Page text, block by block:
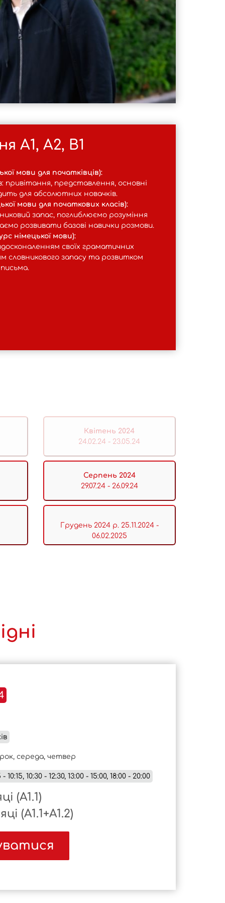
А1, А2, В1
мови для початківців):
привітання, представлення, основні
для абсолютних новачків.
мови для початкових класів):
запас, поглиблюємо розуміння
розвивати базові навички розмови.
німецької мови):
своїх граматичних
словникового запасу та розвитком
Квітень 2024
24.02.24 - 23.05.24
Серпень 2024
29.07.24 - 26.09.24
Грудень 2024 р. 25.11.2024 -
06.02.2025
середа, четвер
- 10:15, 10:30 - 12:30, 13:00 - 15:00, 18:00 - 20:00
(A1.1)
(A1.1+A1.2)